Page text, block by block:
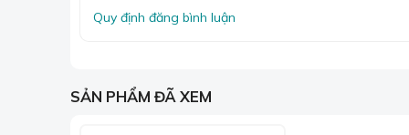
Quy định đăng bình luận
SẢN PHẨM ĐÃ XEM